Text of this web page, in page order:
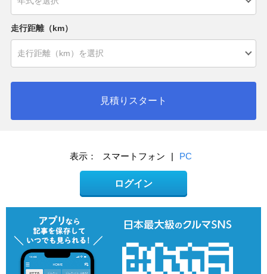
走行距離（km）
見積りスタート
表示： スマートフォン | PC
ログイン